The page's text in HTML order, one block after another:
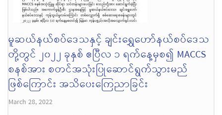
မူဆယ်နယ်စပ်ဒေသနှင့် ချင်းရွှေဟော်နယ်စပ်ဒေသ
တို့တွင် ၂၀၂၂ ခုနှစ် ဧပြီလ ၁ ရက်နေ့မှစ၍ MACCS
စနစ်အား စတင်အသုံးပြုဆောင်ရွက်သွားမည်
ဖြစ်ကြောင်း အသိပေးကြေညာခြင်း
March 28, 2022